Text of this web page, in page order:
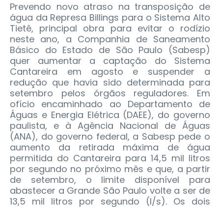
Prevendo novo atraso na transposição de
água da Represa Billings para o Sistema Alto
Tietê, principal obra para evitar o rodízio
neste ano, a Companhia de Saneamento
Básico do Estado de São Paulo (Sabesp)
quer aumentar a captação do Sistema
Cantareira em agosto e suspender a
redução que havia sido determinada para
setembro pelos órgãos reguladores. Em
ofício encaminhado ao Departamento de
Águas e Energia Elétrica (DAEE), do governo
paulista, e à Agência Nacional de Águas
(ANA), do governo federal, a Sabesp pede o
aumento da retirada máxima de água
permitida do Cantareira para 14,5 mil litros
por segundo no próximo mês e que, a partir
de setembro, o limite disponível para
abastecer a Grande São Paulo volte a ser de
13,5 mil litros por segundo (l/s). Os dois